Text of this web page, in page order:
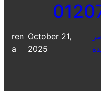
ren
a
October 21,
2025